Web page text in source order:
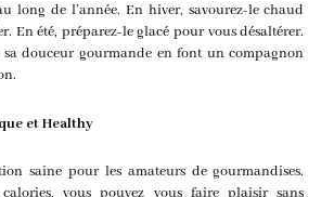
long de l’année. En hiver, savourez-le chaud
En été, préparez-le glacé pour vous désaltérer.
sa douceur gourmande en font un compagnon
et Healthy
saine pour les amateurs de gourmandises.